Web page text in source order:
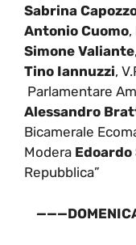
Sabrina
Antonio Cuomo
Simone Valiante
Tino Iannuzzi,
Parlamentare
Alessandro
Bicamerale
Modera
Repubblica”